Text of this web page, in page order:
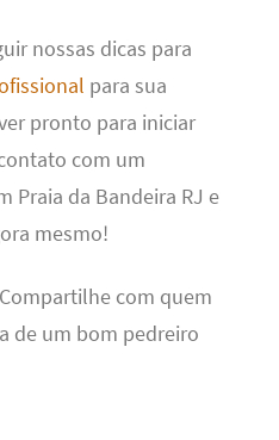
nossas dicas para
para sua
pronto para iniciar
com um
Praia da Bandeira RJ e
mesmo!
com quem
de um bom pedreiro